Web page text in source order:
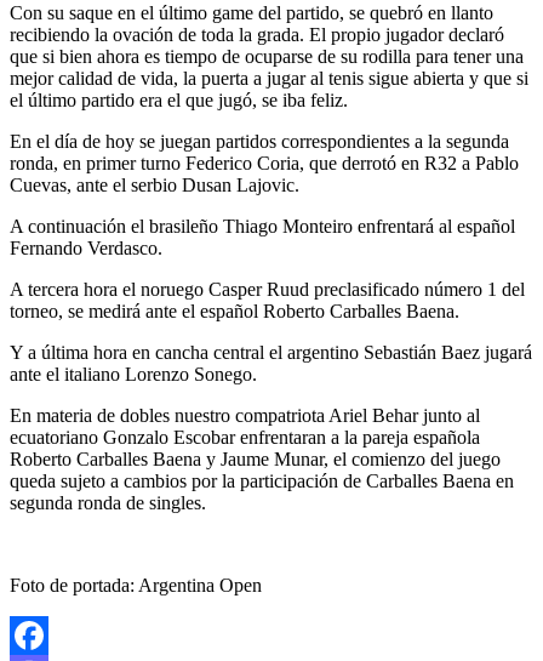
Con su saque en el último game del partido, se quebró en llanto
recibiendo la ovación de toda la grada. El propio jugador declaró
que si bien ahora es tiempo de ocuparse de su rodilla para tener una
mejor calidad de vida, la puerta a jugar al tenis sigue abierta y que si
el último partido era el que jugó, se iba feliz.
En el día de hoy se juegan partidos correspondientes a la segunda
ronda, en primer turno Federico Coria, que derrotó en R32 a Pablo
Cuevas, ante el serbio Dusan Lajovic.
A continuación el brasileño Thiago Monteiro enfrentará al español
Fernando Verdasco.
A tercera hora el noruego Casper Ruud preclasificado número 1 del
torneo, se medirá ante el español Roberto Carballes Baena.
Y a última hora en cancha central el argentino Sebastián Baez jugará
ante el italiano Lorenzo Sonego.
En materia de dobles nuestro compatriota Ariel Behar junto al
ecuatoriano Gonzalo Escobar enfrentaran a la pareja española
Roberto Carballes Baena y Jaume Munar, el comienzo del juego
queda sujeto a cambios por la participación de Carballes Baena en
segunda ronda de singles.
Foto de portada: Argentina Open